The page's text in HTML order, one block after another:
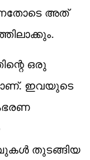
അത്
ഒരു
ഇവയുടെ
തുടങ്ങിയ